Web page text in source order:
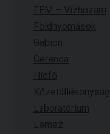
FEM – Vízhozam
Földnyomások
Gabion
Gerenda
Hídfő
Kőzetállékonyság
Laboratórium
Lemez